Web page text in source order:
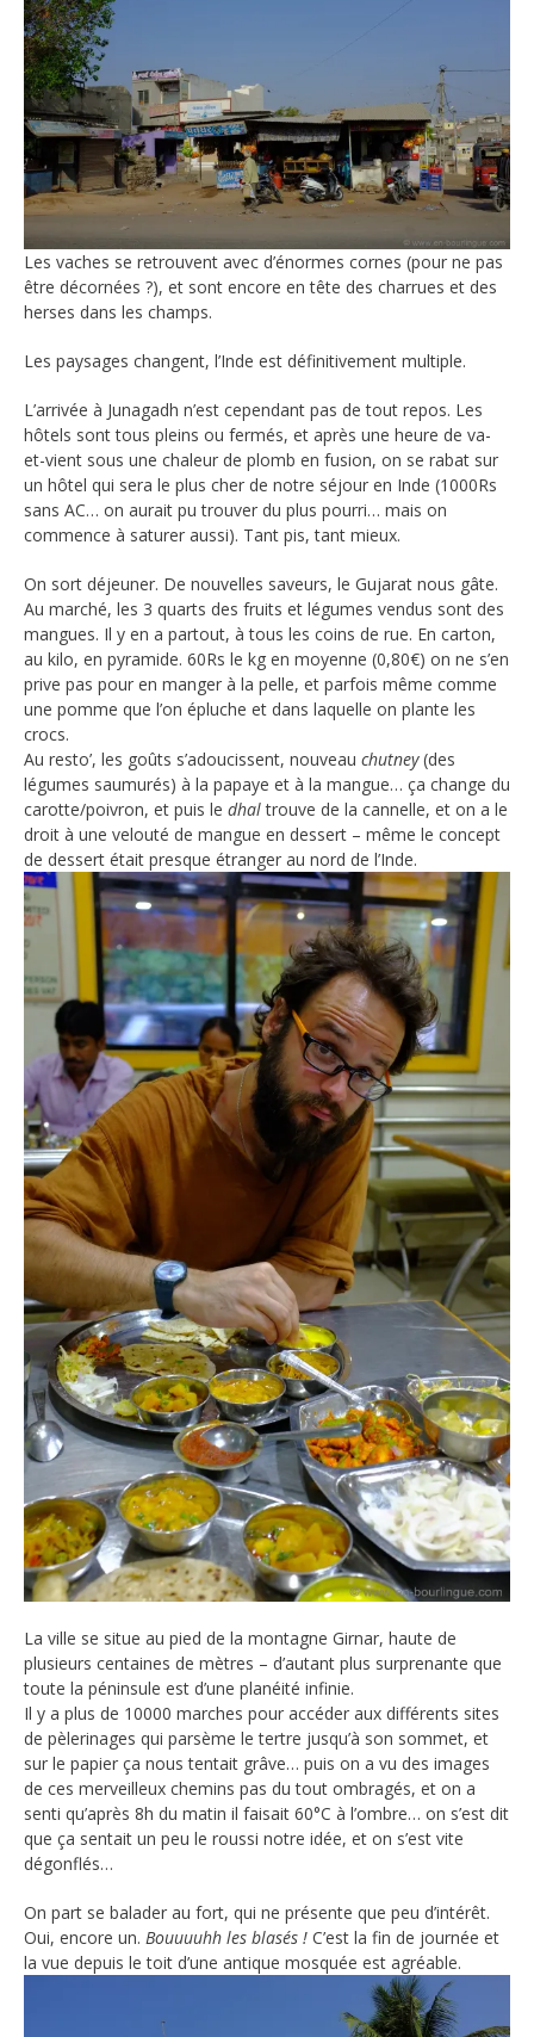
Les vaches se retrouvent avec d’énormes cornes (pour ne pas
être décornées ?), et sont encore en tête des charrues et des
herses dans les champs.
Les paysages changent, l’Inde est définitivement multiple.
L’arrivée à Junagadh n’est cependant pas de tout repos. Les
hôtels sont tous pleins ou fermés, et après une heure de va-
et-vient sous une chaleur de plomb en fusion, on se rabat sur
un hôtel qui sera le plus cher de notre séjour en Inde (1000Rs
sans AC… on aurait pu trouver du plus pourri… mais on
commence à saturer aussi). Tant pis, tant mieux.
On sort déjeuner. De nouvelles saveurs, le Gujarat nous gâte.
Au marché, les 3 quarts des fruits et légumes vendus sont des
mangues. Il y en a partout, à tous les coins de rue. En carton,
au kilo, en pyramide. 60Rs le kg en moyenne (0,80€) on ne s’en
prive pas pour en manger à la pelle, et parfois même comme
une pomme que l’on épluche et dans laquelle on plante les
crocs.
Au resto’, les goûts s’adoucissent, nouveau chutney(des
légumes saumurés) à la papaye et à la mangue… ça change du
carotte/poivron, et puis le dhaltrouve de la cannelle, et on a le
droit à une velouté de mangue en dessert – même le concept
de dessert était presque étranger au nord de l’Inde.
La ville se situe au pied de la montagne Girnar, haute de
plusieurs centaines de mètres – d’autant plus surprenante que
toute la péninsule est d’une planéité infinie.
Il y a plus de 10000 marches pour accéder aux différents sites
de pèlerinages qui parsème le tertre jusqu’à son sommet, et
sur le papier ça nous tentait grâve… puis on a vu des images
de ces merveilleux chemins pas du tout ombragés, et on a
senti qu’après 8h du matin il faisait 60°C à l’ombre… on s’est dit
que ça sentait un peu le roussi notre idée, et on s’est vite
dégonflés…
On part se balader au fort, qui ne présente que peu d’intérêt.
Oui, encore un. Bouuuuhh les blasés ! C’est la fin de journée et
la vue depuis le toit d’une antique mosquée est agréable.